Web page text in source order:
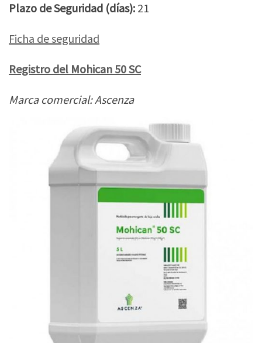
Plazo de Seguridad (días): 21
Ficha de seguridad
Registro del Mohican 50 SC
Marca comercial: Ascenza